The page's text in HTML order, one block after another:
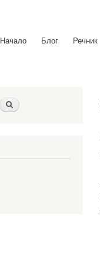
Начало Блог Речник